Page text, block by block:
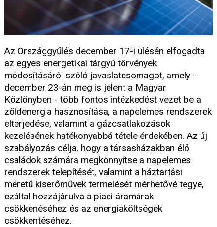
Az Országgyűlés december 17-i ülésén elfogadta
az egyes energetikai tárgyú törvények
módosításáról szóló javaslatcsomagot, amely -
december 23-án meg is jelent a Magyar
Közlönyben - több fontos intézkedést vezet be a
zöldenergia hasznosítása, a napelemes rendszerek
elterjedése, valamint a gázcsatlakozások
kezelésének hatékonyabbá tétele érdekében. Az új
szabályozás célja, hogy a társasházakban élő
családok számára megkönnyítse a napelemes
rendszerek telepítését, valamint a háztartási
méretű kiserőművek termelését mérhetővé tegye,
ezáltal hozzájárulva a piaci áramárak
csökkenéséhez és az energiaköltségek
csökkentéséhez.